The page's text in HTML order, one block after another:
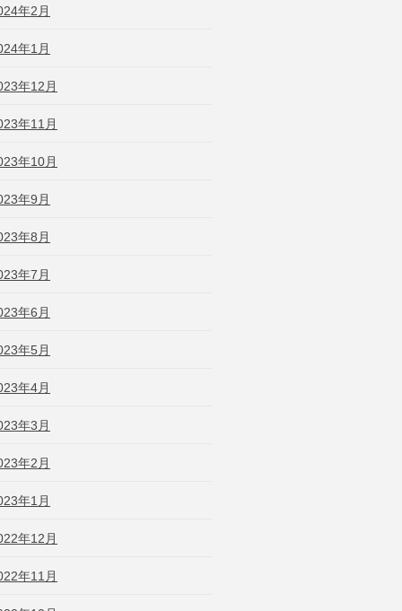
年2月
年1月
年12月
年11月
年10月
年9月
年8月
年7月
年6月
年5月
年4月
年3月
年2月
年1月
年12月
年11月